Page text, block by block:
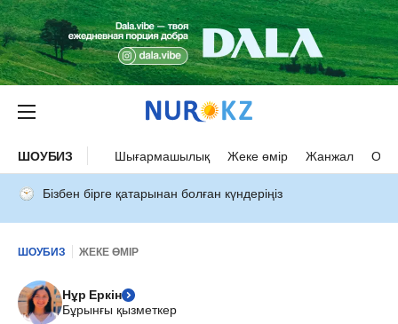
ШОУБИЗ Шығармашылық Жеке өмір Жанжал
Бізбен бірге қатарынан болған күндеріңіз
ШОУБИЗ ЖЕКЕ ӨМІР
Нұр Еркін
Бұрынғы қызметкер